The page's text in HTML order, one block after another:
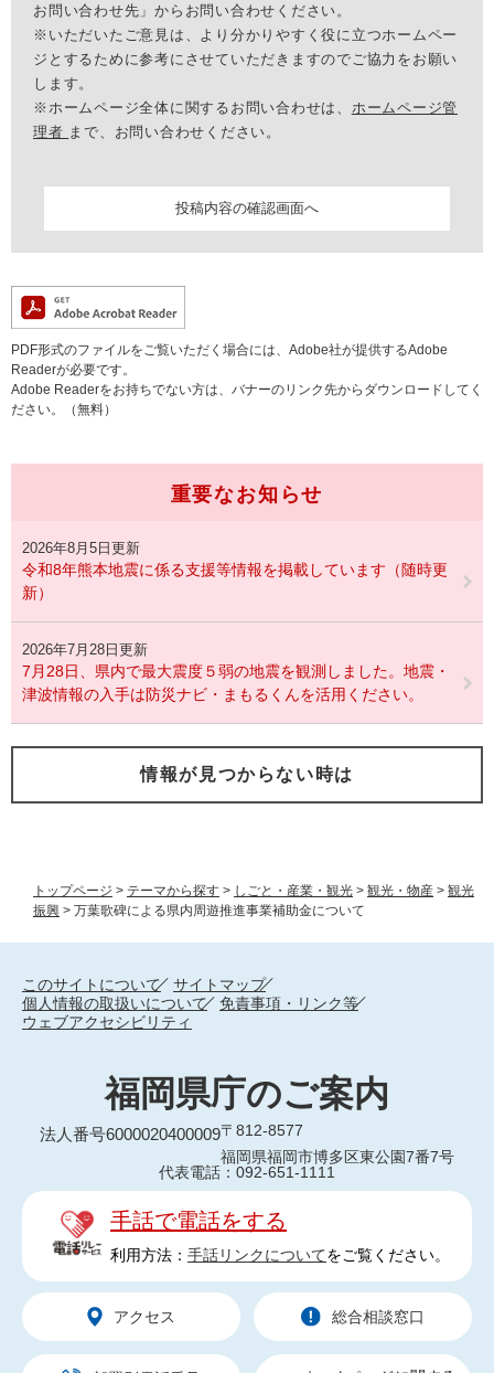
トップページ > テーマから探す > しごと・産業・観光 > 観光・物産 > 観光
振興 > 万葉歌碑による県内周遊推進事業補助金について
お問い合わせ先」からお問い合わせください。
※いただいたご意見は、より分かりやすく役に立つホームペー
ジとするために参考にさせていただきますのでご協力をお願い
します。
※ホームページ全体に関するお問い合わせは、 ホームページ管
理者 まで、お問い合わせください。
PDF形式のファイルをご覧いただく場合には、Adobe社が提供するAdobe
Readerが必要です。
Adobe Readerをお持ちでない方は、バナーのリンク先からダウンロードしてく
ださい。（無料）
重要なお知らせ
2026年8月5日更新
令和8年熊本地震に係る支援等情報を掲載しています（随時更
新）
2026年7月28日更新
7月28日、県内で最大震度５弱の地震を観測しました。地震・
津波情報の入手は防災ナビ・まもるくんを活用ください。
情報が見つからない時は
このサイトについて
サイトマップ
個人情報の取扱いについて
免責事項・リンク等
ウェブアクセシビリティ
福岡県庁のご案内
法人番号6000020400009〒812-8577
福岡県福岡市博多区東公園7番7号
代表電話：092-651-1111
手話で電話をする
利用方法： 手話リンクについてをご覧ください。
アクセス 総合相談窓口